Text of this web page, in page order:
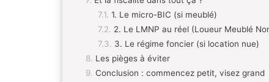
1. Le micro-BIC (si meublé)
2. Le LMNP au réel (Loueur Meublé
3. Le régime foncier (si location nue)
Les pièges à éviter
Conclusion : commencez petit, visez grand